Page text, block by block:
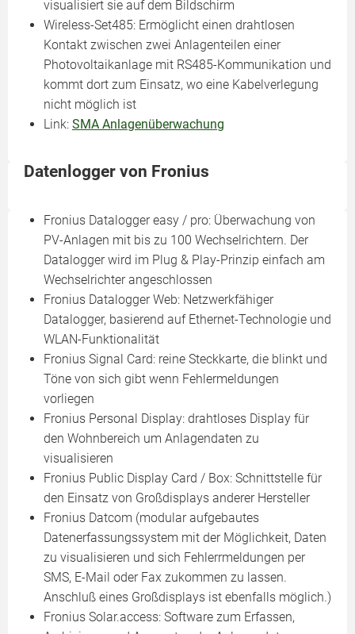
visualisiert sie auf dem Bildschirm
Wireless-Set485: Ermöglicht einen drahtlosen
Kontakt zwischen zwei Anlagenteilen einer
Photovoltaikanlage mit RS485-Kommunikation und
kommt dort zum Einsatz, wo eine Kabelverlegung
nicht möglich ist
Link: SMA Anlagenüberwachung
Datenlogger von Fronius
Fronius Datalogger easy / pro: Überwachung von
PV-Anlagen mit bis zu 100 Wechselrichtern. Der
Datalogger wird im Plug & Play-Prinzip einfach am
Wechselrichter angeschlossen
Fronius Datalogger Web: Netzwerkfähiger
Datalogger, basierend auf Ethernet-Technologie und
WLAN-Funktionalität
Fronius Signal Card: reine Steckkarte, die blinkt und
Töne von sich gibt wenn Fehlermeldungen
vorliegen
Fronius Personal Display: drahtloses Display für
den Wohnbereich um Anlagendaten zu
visualisieren
Fronius Public Display Card / Box: Schnittstelle für
den Einsatz von Großdisplays anderer Hersteller
Fronius Datcom (modular aufgebautes
Datenerfassungssystem mit der Möglichkeit, Daten
zu visualisieren und sich Fehlerrmeldungen per
SMS, E-Mail oder Fax zukommen zu lassen.
Anschluß eines Großdisplays ist ebenfalls möglich.)
Fronius Solar.access: Software zum Erfassen,